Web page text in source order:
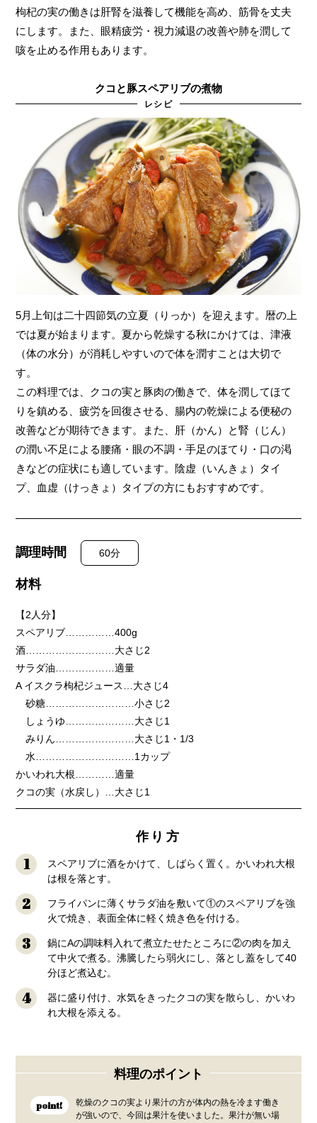
枸杞の実の働きは肝腎を滋養して機能を高め、筋骨を丈夫
にします。また、眼精疲労・視力減退の改善や肺を潤して
咳を止める作用もあります。
クコと豚スペアリブの煮物
レシピ
5月上旬は二十四節気の立夏（りっか）を迎えます。暦の上
では夏が始まります。夏から乾燥する秋にかけては、津液
（体の水分）が消耗しやすいので体を潤すことは大切で
す。
この料理では、クコの実と豚肉の働きで、体を潤してほて
りを鎮める、疲労を回復させる、腸内の乾燥による便秘の
改善などが期待できます。また、肝（かん）と腎（じん）
の潤い不足による腰痛・眼の不調・手足のほてり・口の渇
きなどの症状にも適しています。陰虚（いんきょ）タイ
プ、血虚（けっきょ）タイプの方にもおすすめです。
調理時間 60分
材料
【2人分】
スペアリブ……………400g
酒………………………大さじ2
サラダ油………………適量
A イスクラ枸杞ジュース…大さじ4
砂糖………………………小さじ2
しょうゆ…………………大さじ1
みりん……………………大さじ1・1/3
水…………………………1カップ
かいわれ大根…………適量
クコの実（水戻し）…大さじ1
作り方
1
スペアリブに酒をかけて、しばらく置く。かいわれ大根
は根を落とす。
2
フライパンに薄くサラダ油を敷いて①のスペアリブを強
火で焼き、表面全体に軽く焼き色を付ける。
3
鍋にAの調味料入れて煮立たせたところに②の肉を加え
て中火で煮る。沸騰したら弱火にし、落とし蓋をして40
分ほど煮込む。
4
器に盛り付け、水気をきったクコの実を散らし、かいわ
れ大根を添える。
料理のポイント
point!
乾燥のクコの実より果汁の方が体内の熱を冷ます働き
が強いので、今回は果汁を使いました。果汁が無い場